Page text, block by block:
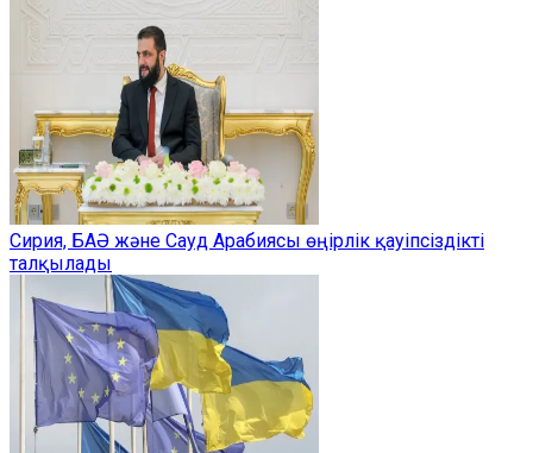
Сирия, БАӘ және Сауд Арабиясы өңірлік қауіпсіздікті
талқылады